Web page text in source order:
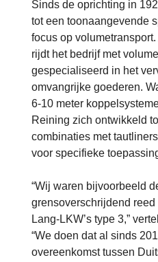
Sinds de oprichting in
tot een toonaangevende
focus op
rijdt het bedrijf met
gespecialiseerd in het
omvangrijke goederen.
6-10 meter
Reining zich ontwikkeld
combinaties met
voor specifieke
“Wij waren bijvoorbeeld
grensoverschrijdend
Lang-LKW’s type 3,”
“We doen dat al sinds
overeenkomst tussen